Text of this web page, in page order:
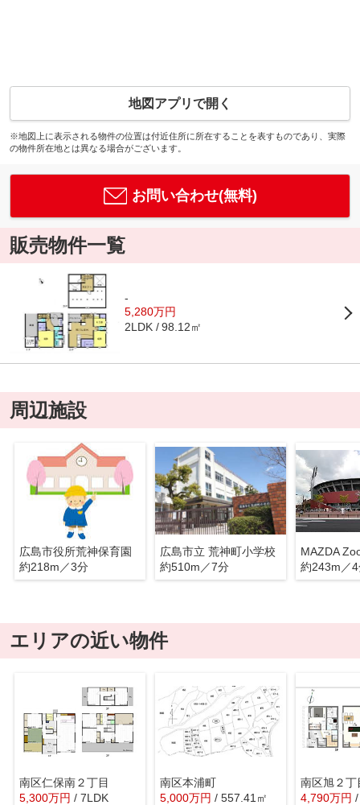
地図アプリで開く
※地図上に表示される物件の位置は付近住所に所在することを表すものであり、実際
の物件所在地とは異なる場合がございます。
お問い合わせ(無料)
販売物件一覧
-
5,280万円
2LDK 98.12㎡
周辺施設
広島市役所荒神保育園
約218m／3分
広島市立 荒神町小学校
約510m／7分
約243m／
エリアの近い物件
南区仁保南２丁目
5,300万円 / 7LDK
南区本浦町
5,000万円 / 557.41㎡
南区旭２丁
4,790万円